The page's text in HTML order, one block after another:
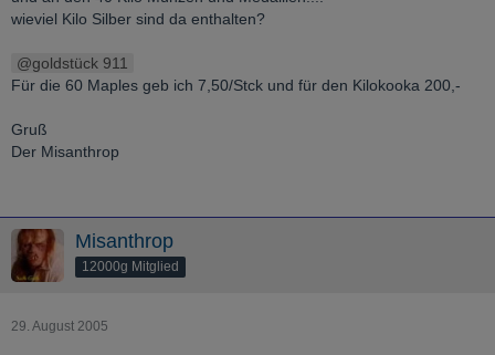
wieviel Kilo Silber sind da enthalten?
goldstück 911
Für die 60 Maples geb ich 7,50/Stck und für den Kilokooka 200,-
Gruß
Der Misanthrop
Misanthrop
12000g Mitglied
29. August 2005